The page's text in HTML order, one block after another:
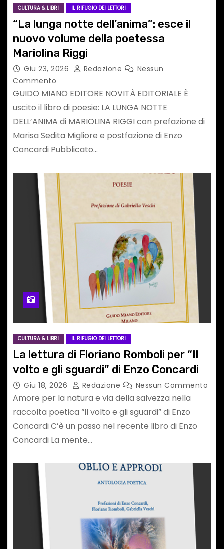
CULTURA & LIBRI IL RIFUGIO DEI LETTORI
“La lunga notte dell’anima”: esce il
nuovo volume della poetessa
Mariolina Riggi
Giu 23, 2026 Redazione
Nessun
Commento
GUIDO MIANO EDITORE NOVITÀ EDITORIALE È
uscito il libro di poesie: LA LUNGA NOTTE
DELL’ANIMA di MARIOLINA RIGGI con prefazione di
Marisa Sedita Migliore e postfazione di Enzo
Concardi Pubblicato…
CULTURA & LIBRI IL RIFUGIO DEI LETTORI
La lettura di Floriano Romboli per “Il
volto e gli sguardi” di Enzo Concardi
Giu 18, 2026 Redazione Nessun Commento
Amore per la natura e via della salvezza nella
raccolta poetica “Il volto e gli sguardi” di Enzo
Concardi C’è un passo nel recente libro di Enzo
Concardi La mente…